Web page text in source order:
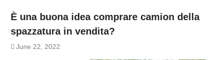
È una buona idea comprare camion della
spazzatura in vendita?
June 22, 2022